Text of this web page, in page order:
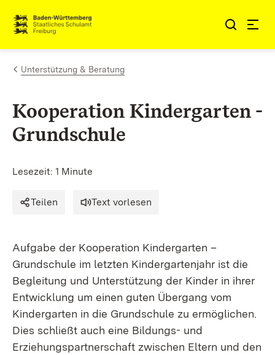
Zum Inhalt springen
Link zur Startseite
Unterstützung & Beratung
Kooperation Kindergarten -
Grundschule
Lesezeit: 1 Minute
Teilen Text vorlesen
Aufgabe der Kooperation Kindergarten –
Grundschule im letzten Kindergartenjahr ist die
Begleitung und Unterstützung der Kinder in ihrer
Entwicklung um einen guten Übergang vom
Kindergarten in die Grundschule zu ermöglichen.
Dies schließt auch eine Bildungs- und
Erziehungspartnerschaft zwischen Eltern und den